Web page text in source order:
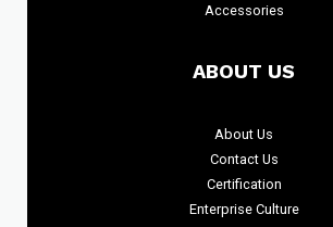
Accessories
ABOUT US
About Us
Contact Us
Certification
Enterprise Culture